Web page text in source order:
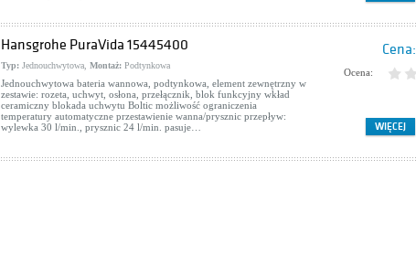
Hansgrohe PuraVida 15445400
Typ: Jednouchwytowa, Montaż: Podtynkowa
Jednouchwytowa bateria wannowa, podtynkowa, element zewnętrzny w
zestawie: rozeta, uchwyt, osłona, przełącznik, blok funkcyjny wkład
ceramiczny blokada uchwytu Boltic możliwość ograniczenia
temperatury automatyczne przestawienie wanna/prysznic przepływ:
wylewka 30 l/min., prysznic 24 l/min. pasuje…
Cena:
Ocena:
WIĘCEJ